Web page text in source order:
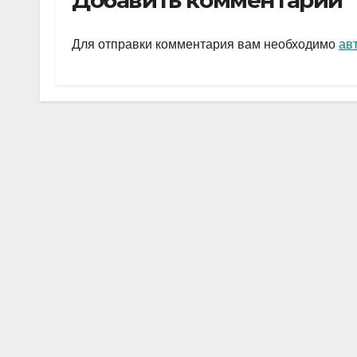
gr
a
s
A
p
а
в
ть
Для отправки комментария вам необходимо